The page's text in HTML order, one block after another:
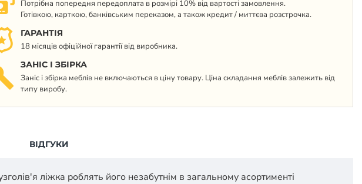
Потрібна попередня передоплата в розмірі 10% від вартості замовлення.
Готівкою, карткою, банківським переказом, а також кредит / миттєва розстрочка.
ГАРАНТІЯ
18 місяців офіційної гарантії від виробника.
ЗАНІС І ЗБІРКА
Заніс і збірка меблів не включаються в ціну товару. Ціна складання меблів залежить від
типу виробу.
ВІДГУКИ
ліжка роблять його незабутнім в загальному асортименті